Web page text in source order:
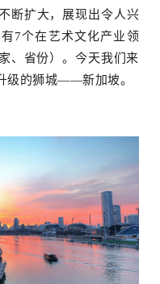
断扩大，展现出令人兴
7个在艺术文化产业领
、省份）。今天我们来
级的狮城——新加坡。